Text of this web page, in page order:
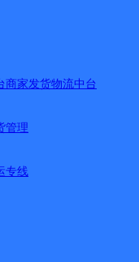
商家发货物流中台
管理
专线
快递(10)
,快递网